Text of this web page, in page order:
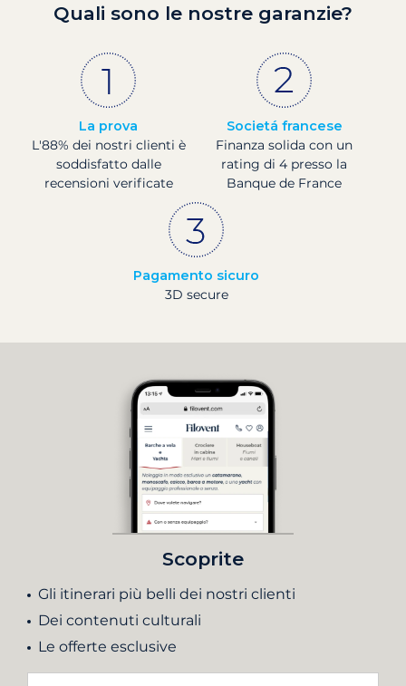
Quali sono le nostre garanzie?
La prova
L'88% dei nostri clienti è
soddisfatto dalle
recensioni verificate
Societá francese
Finanza solida con un
rating di 4 presso la
Banque de France
Pagamento sicuro
3D secure
Scoprite
Gli itinerari più belli dei nostri clienti
Dei contenuti culturali
Le offerte esclusive